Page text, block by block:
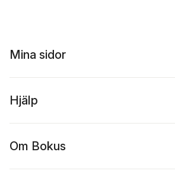
Mina sidor
Hjälp
Om Bokus